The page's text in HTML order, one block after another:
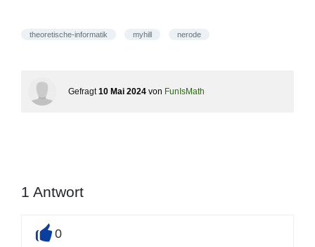
theoretische-informatik myhill nerode
Gefragt 10 Mai 2024 von FunIsMath
1 Antwort
0